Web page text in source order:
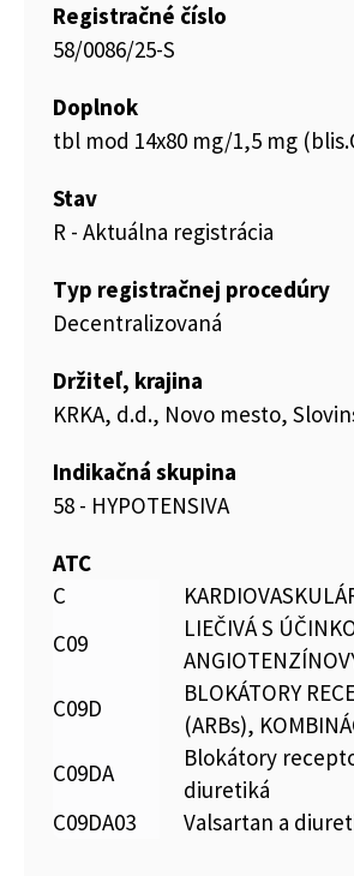
Registračné číslo
58/0086/25-S
Doplnok
tbl mod 14x80 mg/1,5 mg
Stav
R - Aktuálna registrácia
Typ registračnej procedúry
Decentralizovaná
Držiteľ, krajina
KRKA, d.d., Novo mesto,
Indikačná skupina
58 - HYPOTENSIVA
ATC
C
C09
LIEČIVÁ S
C09D
BLOKÁTORY
(ARBs),
C09DA
Blokátory
diuretiká
C09DA03
Valsartan a